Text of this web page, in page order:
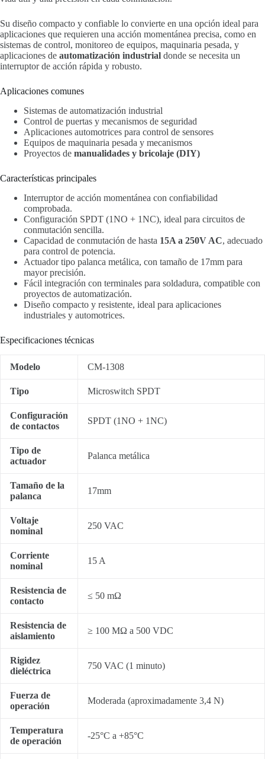
Su diseño compacto y confiable lo convierte en una opción ideal para
aplicaciones que requieren una acción momentánea precisa, como en
sistemas de control, monitoreo de equipos, maquinaria pesada, y
aplicaciones de automatización industrial donde se necesita un
interruptor de acción rápida y robusto.
Aplicaciones comunes
Sistemas de automatización industrial
Control de puertas y mecanismos de seguridad
Aplicaciones automotrices para control de sensores
Equipos de maquinaria pesada y mecanismos
Proyectos de manualidades y bricolaje (DIY)
Características principales
Interruptor de acción momentánea con confiabilidad
comprobada.
Configuración SPDT (1NO + 1NC), ideal para circuitos de
conmutación sencilla.
Capacidad de conmutación de hasta 15A a 250V AC, adecuado
para control de potencia.
Actuador tipo palanca metálica, con tamaño de 17mm para
mayor precisión.
Fácil integración con terminales para soldadura, compatible con
proyectos de automatización.
Diseño compacto y resistente, ideal para aplicaciones
industriales y automotrices.
Especificaciones técnicas
Modelo CM-1308
Tipo Microswitch SPDT
Configuración
de contactos
SPDT (1NO + 1NC)
Tipo de
actuador
Palanca metálica
Tamaño de la
palanca
17mm
Voltaje
nominal
250 VAC
Corriente
nominal
15 A
Resistencia de
contacto
≤ 50 mΩ
Resistencia de
aislamiento
≥ 100 MΩ a 500 VDC
Rigidez
dieléctrica
750 VAC (1 minuto)
Fuerza de
operación
Moderada (aproximadamente 3,4 N)
Temperatura
de operación
-25°C a +85°C